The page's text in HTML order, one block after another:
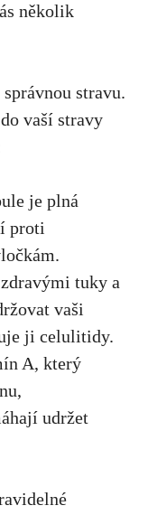
několik
stravu.
vaší stravy
je plná
proti
tuky a
vaši
ji celulitidy.
A, který
udržet